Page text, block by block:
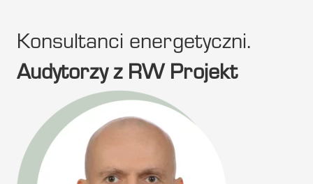
Konsultanci energetyczni.
Audytorzy z RW Projekt